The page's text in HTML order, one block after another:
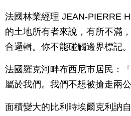
法國林業經理 JEAN-PIERRE
的土地所有者來說，有所不滿
合邏輯。你不能碰觸邊界標記。
法國羅克河畔布西尼市居民：
屬於我們。我們不想被搶走兩公
面積變大的比利時埃爾克利訥